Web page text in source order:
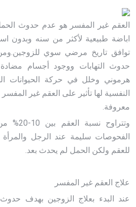
العقم غير المفسر هو عدم حدوث
اباضة طبيعية لأكثر من سنه وبدون
توافق تاريخ مرضي سوي
حدوث التهابات ووجود أجسام مضادة
هرموني وخلل في حركة الحيوانات
النفسية لها تأثير على العقم غير
معروفة.
وتتراوح
الفحوصات سليمة عند الرجل
للعقم ولكن الحمل لم يحدث بعد.
علاج العقم غير المفسر
عند البدء بعلاج الزوجين بهدف